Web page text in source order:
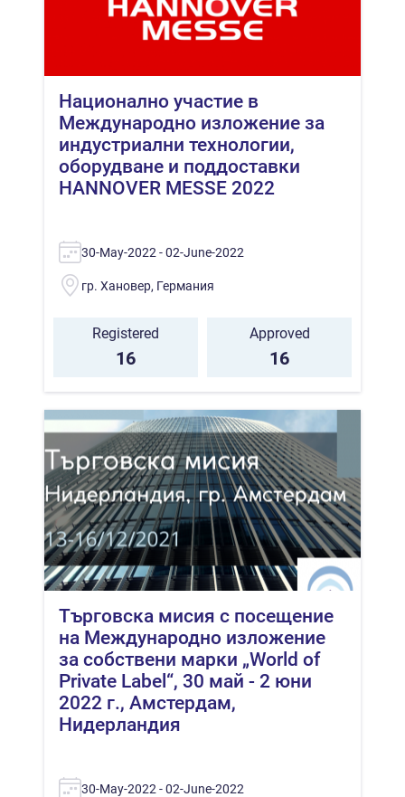
Национално участие в
Международно изложение за
индустриални технологии,
оборудване и поддоставки
HANNOVER MESSE 2022
30-May-2022 - 02-June-2022
гр. Хановер, Германия
Registered
16
Approved
16
Търговска мисия с посещение
на Международно изложение
за собствени марки „World of
Private Label“, 30 май - 2 юни
2022 г., Амстердам,
Нидерландия
30-May-2022 - 02-June-2022